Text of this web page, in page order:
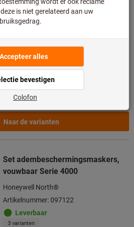
Aura Serie 9300+
3M
Leverbaar
4 varianten
Naar de varianten
Set adembeschermingsmaskers,
vouwbaar Serie 4000
Honeywell North®
Artikelnummer: 097122
Leverbaar
3 varianten